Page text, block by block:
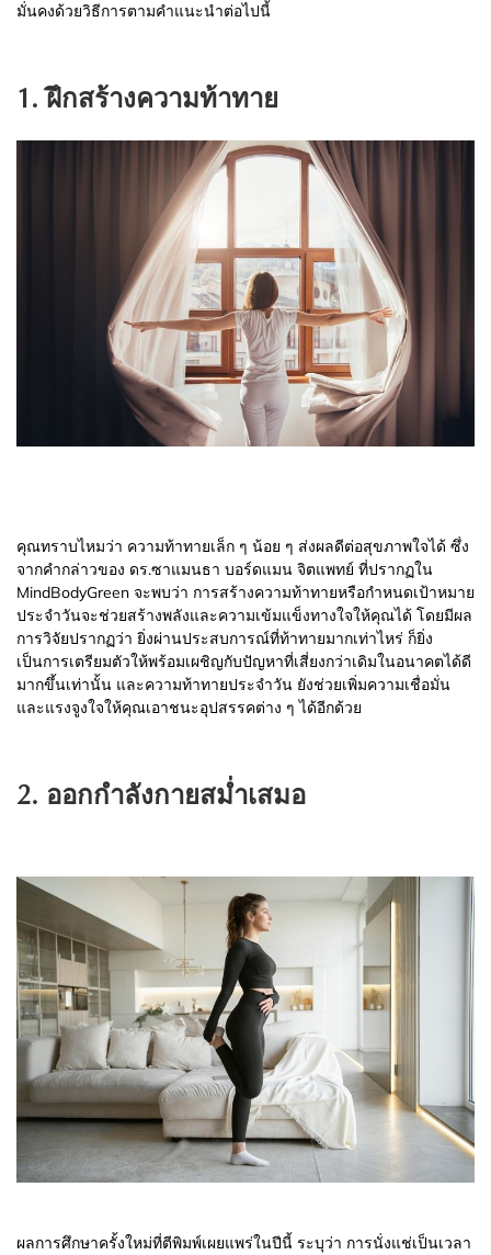
มั่นคงด้วยวิธีการตามคำแนะนำต่อไปนี้
1. ฝึกสร้างความท้าทาย
คุณทราบไหมว่า ความท้าทายเล็ก ๆ น้อย ๆ ส่งผลดีต่อสุขภาพใจได้ ซึ่ง
จากคำกล่าวของ ดร.ซาแมนธา บอร์ดแมน จิตแพทย์ ที่ปรากฏใน
MindBodyGreen จะพบว่า การสร้างความท้าทายหรือกำหนดเป้าหมาย
ประจำวันจะช่วยสร้างพลังและความเข้มแข็งทางใจให้คุณได้ โดยมีผล
การวิจัยปรากฏว่า ยิ่งผ่านประสบการณ์ที่ท้าทายมากเท่าไหร่ ก็ยิ่ง
เป็นการเตรียมตัวให้พร้อมเผชิญกับปัญหาที่เสี่ยงกว่าเดิมในอนาคตได้ดี
มากขึ้นเท่านั้น และความท้าทายประจำวัน ยังช่วยเพิ่มความเชื่อมั่น
และแรงจูงใจให้คุณเอาชนะอุปสรรคต่าง ๆ ได้อีกด้วย
2. ออกกำลังกายสม่ำเสมอ
ผลการศึกษาครั้งใหม่ที่ตีพิมพ์เผยแพร่ในปีนี้ ระบุว่า การนั่งแช่เป็นเวลา